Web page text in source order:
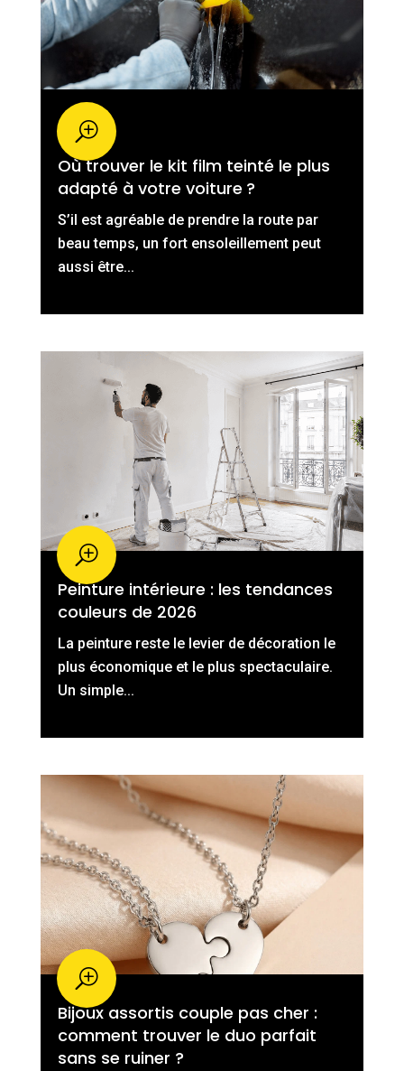
Où trouver le kit film teinté le plus
adapté à votre voiture ?
S’il est agréable de prendre la route par
beau temps, un fort ensoleillement peut
aussi être...
Peinture intérieure : les tendances
couleurs de 2026
La peinture reste le levier de décoration le
plus économique et le plus spectaculaire.
Un simple...
Bijoux assortis couple pas cher :
comment trouver le duo parfait
sans se ruiner ?